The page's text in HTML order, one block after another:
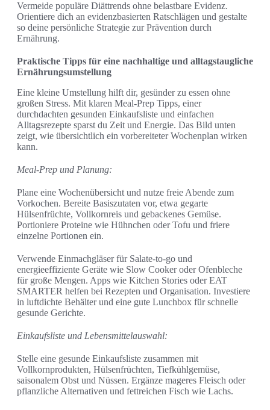
Vermeide populäre Diättrends ohne belastbare Evidenz.
Orientiere dich an evidenzbasierten Ratschlägen und gestalte
so deine persönliche Strategie zur Prävention durch
Ernährung.
Praktische Tipps für eine nachhaltige und alltagstaugliche
Ernährungsumstellung
Eine kleine Umstellung hilft dir, gesünder zu essen ohne
großen Stress. Mit klaren Meal-Prep Tipps, einer
durchdachten gesunden Einkaufsliste und einfachen
Alltagsrezepte sparst du Zeit und Energie. Das Bild unten
zeigt, wie übersichtlich ein vorbereiteter Wochenplan wirken
kann.
Meal-Prep und Planung:
Plane eine Wochenübersicht und nutze freie Abende zum
Vorkochen. Bereite Basiszutaten vor, etwa gegarte
Hülsenfrüchte, Vollkornreis und gebackenes Gemüse.
Portioniere Proteine wie Hühnchen oder Tofu und friere
einzelne Portionen ein.
Verwende Einmachgläser für Salate-to-go und
energieeffiziente Geräte wie Slow Cooker oder Ofenbleche
für große Mengen. Apps wie Kitchen Stories oder EAT
SMARTER helfen bei Rezepten und Organisation. Investiere
in luftdichte Behälter und eine gute Lunchbox für schnelle
gesunde Gerichte.
Einkaufsliste und Lebensmittelauswahl:
Stelle eine gesunde Einkaufsliste zusammen mit
Vollkornprodukten, Hülsenfrüchten, Tiefkühlgemüse,
saisonalem Obst und Nüssen. Ergänze mageres Fleisch oder
pflanzliche Alternativen und fettreichen Fisch wie Lachs.